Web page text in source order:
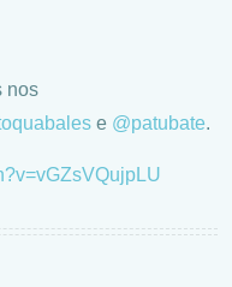
nos
e @patubate.